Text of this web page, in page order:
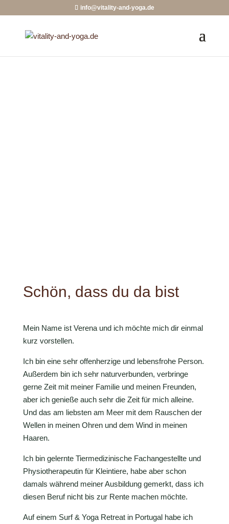
info@vitality-and-yoga.de
Schön, dass du da bist
Mein Name ist Verena und ich möchte mich dir einmal
kurz vorstellen.
Ich bin eine sehr offenherzige und lebensfrohe Person.
Außerdem bin ich sehr naturverbunden, verbringe
gerne Zeit mit meiner Familie und meinen Freunden,
aber ich genieße auch sehr die Zeit für mich alleine.
Und das am liebsten am Meer mit dem Rauschen der
Wellen in meinen Ohren und dem Wind in meinen
Haaren.
Ich bin gelernte Tiermedizinische Fachangestellte und
Physiotherapeutin für Kleintiere, habe aber schon
damals während meiner Ausbildung gemerkt, dass ich
diesen Beruf nicht bis zur Rente machen möchte.
Auf einem Surf & Yoga Retreat in Portugal habe ich